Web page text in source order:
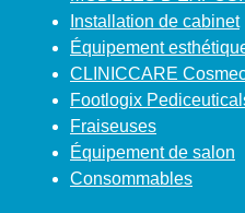
Installation de cabinet
Équipement
CLINICCARE
Footlogix
Fraiseuses
Équipement de salon
Consommables